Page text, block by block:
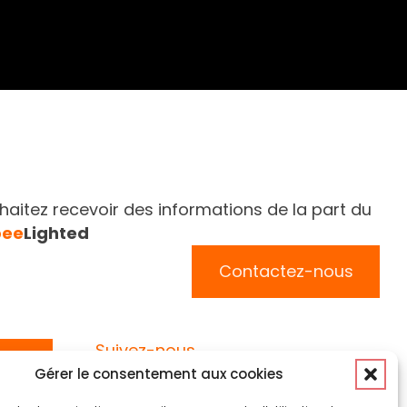
Gérer le consentement aux cookies
recevoir des informations de la part du
Lighted
Contactez-nous
Suivez-nous